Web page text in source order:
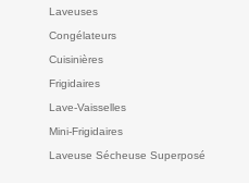
Laveuses
Congélateurs
Cuisinières
Frigidaires
Lave-Vaisselles
Mini-Frigidaires
Laveuse Sécheuse Superposé